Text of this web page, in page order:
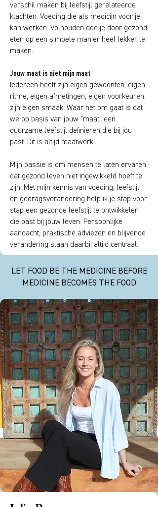
verschil maken bij leefstijl gerelateerde
klachten. Voeding die als medicijn voor je
kan werken. Volhouden doe je door gezond
eten op een simpele manier heel lekker te
maken.
Jouw maat is niet mijn maat
Iedereen heeft zijn eigen gewoonten, eigen
ritme, eigen afmetingen, eigen voorkeuren,
zijn eigen smaak. Waar het om gaat is dat
we op basis van jouw "maat" een
duurzame leefstijl definieren die bij jou
past. Dit is altijd maatwerk!
Mijn passie is om mensen te laten ervaren
dat gezond leven niet ingewikkeld hoeft te
zijn. Met mijn kennis van voeding, leefstijl
en gedragsverandering help ik je stap voor
stap een gezonde leefstijl te ontwikkelen
die past bij jouw leven. Persoonlijke
aandacht, praktische adviezen en blijvende
verandering staan daarbij altijd centraal.
LET FOOD BE THE MEDICINE BEFORE
MEDICINE BECOMES THE FOOD